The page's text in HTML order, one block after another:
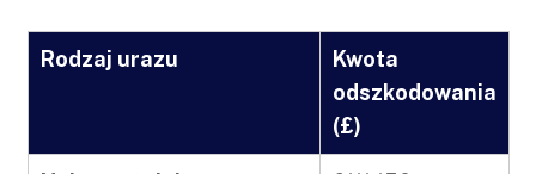
Rodzaj urazu
Kwota
odszkodowania
(£)